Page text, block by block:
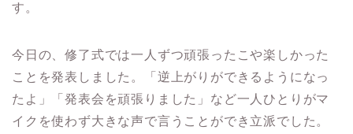
す。
今日の、修了式では一人ずつ頑張ったこや楽しかった
ことを発表しました。「逆上がりができるようになっ
たよ」「発表会を頑張りました」など一人ひとりがマ
イクを使わず大きな声で言うことができ立派でした。